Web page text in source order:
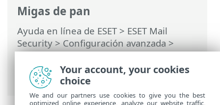
Migas de pan
Ayuda en línea de ESET> ESET Mail
Security>Configuración avanzada>
Notificaciones>Notificaciones en el
escritorio
>Alertas interactivas > Se
requiere el reinicio
Your account, your cookies
choice
We and our partners use cookies to give you the best
optimized online experience, analyze our website traffic,